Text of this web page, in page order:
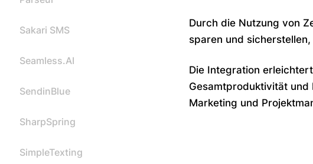
Sakari SMS
Seamless.AI
SendinBlue
SharpSpring
SimpleTexting
Durch die Nutzung von
sparen und
Die Integration
Gesamtproduktivität und
Marketing und